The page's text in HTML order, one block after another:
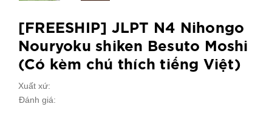
[FREESHIP] JLPT N4 Nihongo
Nouryoku shiken Besuto Moshi
(Có kèm chú thích tiếng Việt)
Xuất xứ:
Đánh giá: